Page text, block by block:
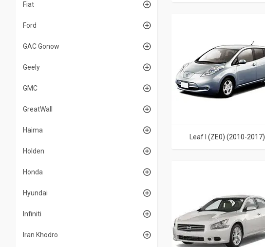
Leaf I (ZE0) (2010-2017)
Fiat
Ford
GAC Gonow
Geely
GMC
GreatWall
Haima
Holden
Honda
Hyundai
Infiniti
Iran Khodro